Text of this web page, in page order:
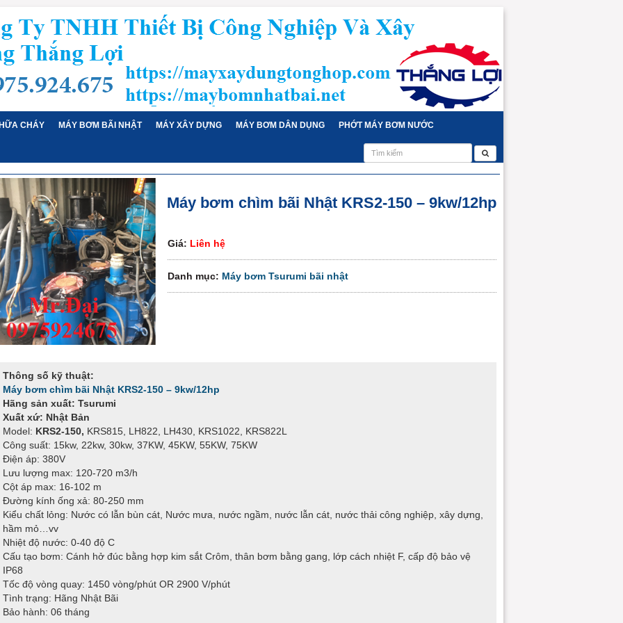
CHÁY MÁY BƠM BÃI NHẬT MÁY XÂY DỰNG MÁY BƠM DÂN DỤNG PHỚT MÁY BƠM NƯỚC
Máy bơm chìm bãi Nhật KRS2-150 – 9kw/12hp
Giá: Liên hệ
Danh mục: Máy bơm Tsurumi bãi nhật
Thông số kỹ thuật:
Máy bơm chìm bãi Nhật KRS2-150 – 9kw/12hp
Hãng sản xuất: Tsurumi
Xuất xứ: Nhật Bản
Model: KRS2-150, KRS815, LH822, LH430, KRS1022, KRS822L
Công suất: 15kw, 22kw, 30kw, 37KW, 45KW, 55KW, 75KW
Điện áp: 380V
Lưu lượng max: 120-720 m3/h
Cột áp max: 16-102 m
Đường kính ống xả: 80-250 mm
Kiểu chất lỏng: Nước có lẫn bùn cát, Nước mưa, nước ngầm, nước lẫn cát, nước thải công nghiệp, xây dựng,
hầm mỏ…vv
Nhiệt độ nước: 0-40 độ C
Cấu tạo bơm: Cánh hở đúc bằng hợp kim sắt Crôm, thân bơm bằng gang, lớp cách nhiệt F, cấp độ bảo vệ
IP68
Tốc độ vòng quay: 1450 vòng/phút OR 2900 V/phút
Tình trạng: Hãng Nhật Bãi
Bảo hành: 06 tháng